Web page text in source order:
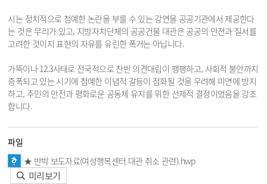
시는 정치적으로 첨예한 논란을 부를 수 있는 강연을 공공기관에서 제공한다
는 것은 무리가 있고, 지방자치단체의 공공건물 대관은 공공의 안전과 질서를
고려한 것이지 표현의 자유를 유린한 폭거는 아닙니다.
가뜩이나 12.3사태로 전국적으로 찬반 의견대립이 팽팽하고, 사회적 불안까지
증폭되고 있는 시기에 첨예한 이념적 갈등이 점화될 것을 우려해 미연에 방지
하고, 주민의 안전과 평화로운 공동체 유지를 위한 선제적 결정이었음을 강조
합니다.
파일
★ 반박 보도자료(여성행복센터 대관 취소 관련).hwp
미리보기